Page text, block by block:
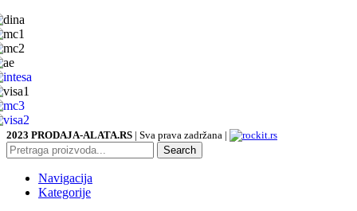
2023 PRODAJA-ALATA.RS | Sva prava zadržana |
Search
Navigacija
Kategorije